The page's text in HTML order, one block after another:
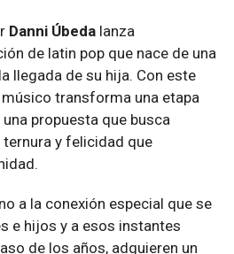
Danni Úbeda lanza
de latin pop que nace de una
llegada de su hija. Con este
transforma una etapa
propuesta que busca
y felicidad que
a la conexión especial que se
e hijos y a esos instantes
de los años, adquieren un